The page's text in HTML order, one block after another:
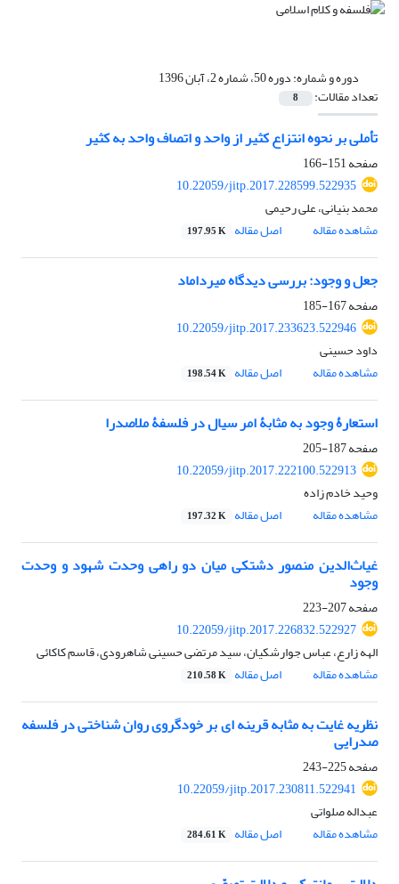
دوره و شماره:دوره 50، شماره 2، آبان 1396
تعداد مقالات: 8
تأملی بر نحوه انتزاع کثیر از واحد و اتصاف واحد به کثیر
صفحه151-166
10.22059/jitp.2017.228599.522935
محمد بنیانی، علی رحیمی
مشاهده مقاله
اصل مقاله 197.95 K
جعل و وجود: بررسی دیدگاه میرداماد
صفحه167-185
10.22059/jitp.2017.233623.522946
داود حسینی
مشاهده مقاله
اصل مقاله 198.54 K
استعارۀ وجود به مثابۀ امر سیال در فلسفۀ ملاصدرا
صفحه187-205
10.22059/jitp.2017.222100.522913
وحید خادم زاده
مشاهده مقاله
اصل مقاله 197.32 K
غیاث‌الدین منصور دشتکی میان دو راهی وحدت شهود و وحدت
وجود
صفحه207-223
10.22059/jitp.2017.226832.522927
الهه زارع، عباس جوارشکیان، سید مرتضی حسینی شاهرودی، قاسم کاکائی
مشاهده مقاله
اصل مقاله 210.58 K
نظریه غایت به مثابه قرینه ای بر خودگروی روان شناختی در فلسفه
صدرایی
صفحه225-243
10.22059/jitp.2017.230811.522941
عبداله صلواتی
مشاهده مقاله
اصل مقاله 284.61 K